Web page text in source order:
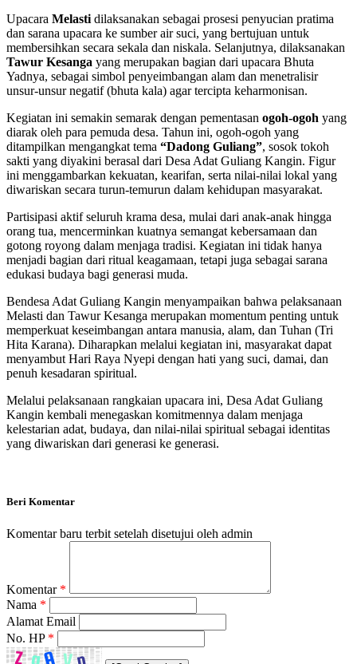
Upacara Melasti dilaksanakan sebagai prosesi penyucian pratima
dan sarana upacara ke sumber air suci, yang bertujuan untuk
membersihkan secara sekala dan niskala. Selanjutnya, dilaksanakan
Tawur Kesanga yang merupakan bagian dari upacara Bhuta
Yadnya, sebagai simbol penyeimbangan alam dan menetralisir
unsur-unsur negatif (bhuta kala) agar tercipta keharmonisan.
Kegiatan ini semakin semarak dengan pementasan ogoh-ogoh yang
diarak oleh para pemuda desa. Tahun ini, ogoh-ogoh yang
ditampilkan mengangkat tema “Dadong Guliang”, sosok tokoh
sakti yang diyakini berasal dari Desa Adat Guliang Kangin. Figur
ini menggambarkan kekuatan, kearifan, serta nilai-nilai lokal yang
diwariskan secara turun-temurun dalam kehidupan masyarakat.
Partisipasi aktif seluruh krama desa, mulai dari anak-anak hingga
orang tua, mencerminkan kuatnya semangat kebersamaan dan
gotong royong dalam menjaga tradisi. Kegiatan ini tidak hanya
menjadi bagian dari ritual keagamaan, tetapi juga sebagai sarana
edukasi budaya bagi generasi muda.
Bendesa Adat Guliang Kangin menyampaikan bahwa pelaksanaan
Melasti dan Tawur Kesanga merupakan momentum penting untuk
memperkuat keseimbangan antara manusia, alam, dan Tuhan (Tri
Hita Karana). Diharapkan melalui kegiatan ini, masyarakat dapat
menyambut Hari Raya Nyepi dengan hati yang suci, damai, dan
penuh kesadaran spiritual.
Melalui pelaksanaan rangkaian upacara ini, Desa Adat Guliang
Kangin kembali menegaskan komitmennya dalam menjaga
kelestarian adat, budaya, dan nilai-nilai spiritual sebagai identitas
yang diwariskan dari generasi ke generasi.
Beri Komentar
Komentar baru terbit setelah disetujui oleh admin
Komentar *
Nama *
Alamat Email
No. HP *